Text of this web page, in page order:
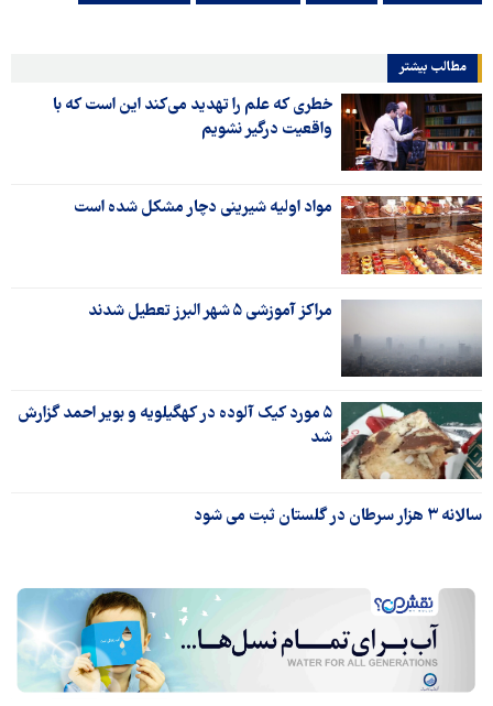
مطالب بیشتر
خطری که علم را تهدید می‌کند این است که با
واقعیت درگیر نشویم
مواد اولیه شیرینی دچار مشکل شده است
مراکز آموزشی ۵ شهر البرز تعطیل شدند
۵ مورد کیک آلوده در کهگیلویه و بویر احمد گزارش
شد
سالانه ۳ هزار سرطان در گلستان ثبت می شود